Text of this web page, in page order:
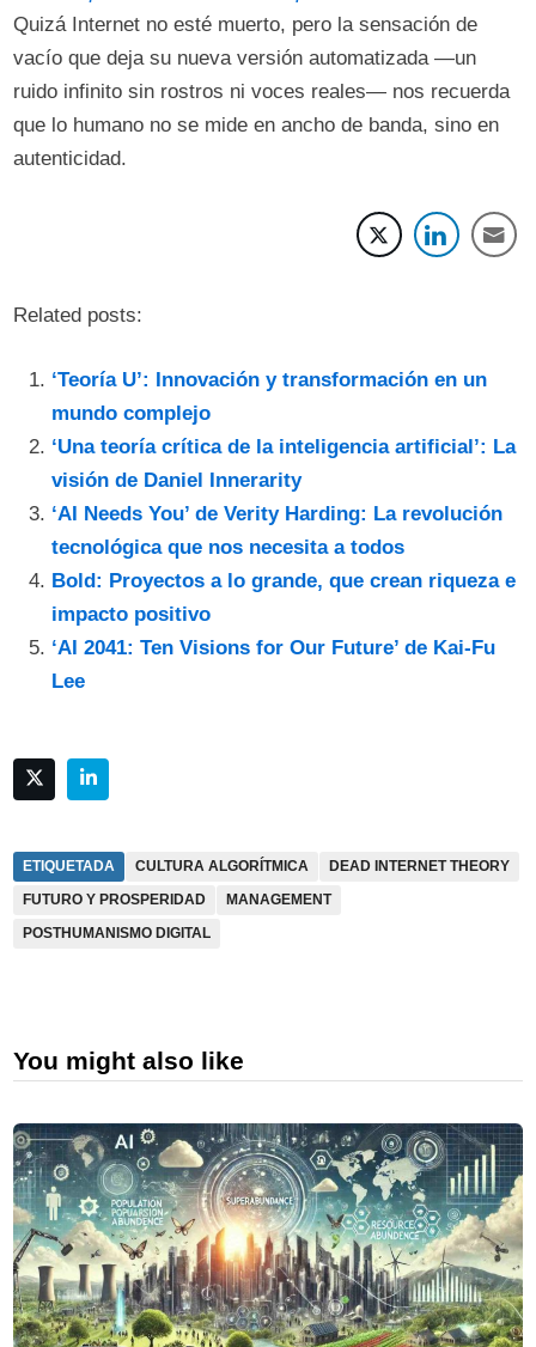
Quizá Internet no esté muerto, pero la sensación de
vacío que deja su nueva versión automatizada —un
ruido infinito sin rostros ni voces reales— nos recuerda
que lo humano no se mide en ancho de banda, sino en
autenticidad.
Related posts:
‘Teoría U’: Innovación y transformación en un
mundo complejo
‘Una teoría crítica de la inteligencia artificial’: La
visión de Daniel Innerarity
‘AI Needs You’ de Verity Harding: La revolución
tecnológica que nos necesita a todos
Bold: Proyectos a lo grande, que crean riqueza e
impacto positivo
‘AI 2041: Ten Visions for Our Future’ de Kai-Fu
Lee
ETIQUETADA CULTURA ALGORÍTMICA
DEAD INTERNET THEORY
FUTURO Y PROSPERIDAD
MANAGEMENT
POSTHUMANISMO DIGITAL
You might also like